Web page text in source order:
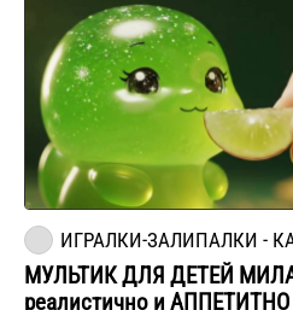
ИГРАЛКИ-ЗАЛИПАЛКИ -
МУЛЬТИК ДЛЯ ДЕТЕЙ
реалистично и